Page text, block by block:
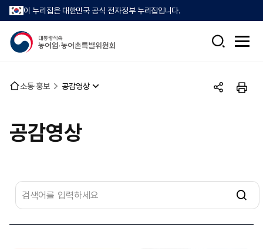
이 누리집은 대한민국 공식 전자정부 누리집입니다.
검
전
뉴
열
홈 소통·홍보 공감영상
공
인
공감영상
게
시